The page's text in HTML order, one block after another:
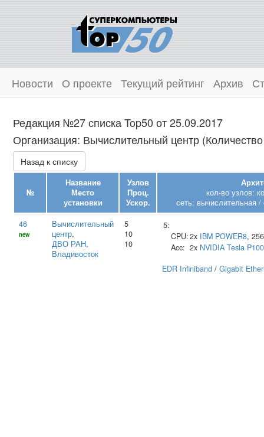
Новости О проекте Текущий рейтинг Архив
Редакция №27 списка Top50 от 25.09.2017
Организация: Вычислительный центр
Назад к списку
№
Название
Место
установки
Узлов
Проц.
Ускор.
кол-во узлов:
сеть: вычислительная /
46
new
Вычислительный
центр,
ДВО РАН,
Владивосток
5
10
10
5:
CPU:2x IBM POWER8,
Acc: 2x NVIDIA Tesla P100
EDR Infiniband / Gigabit